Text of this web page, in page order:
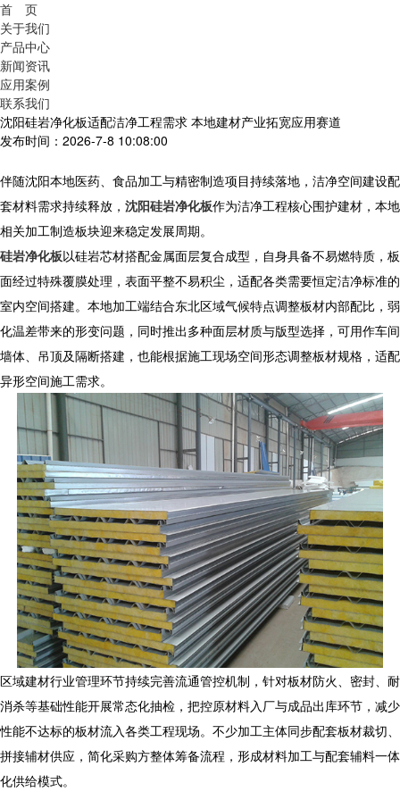
首 页
关于我们
产品中心
新闻资讯
应用案例
联系我们
沈阳硅岩净化板适配洁净工程需求 本地建材产业拓宽应用赛道
发布时间：2026-7-8 10:08:00
伴随沈阳本地医药、食品加工与精密制造项目持续落地，洁净空间建设配
套材料需求持续释放， 沈阳硅岩净化板作为洁净工程核心围护建材，本地
相关加工制造板块迎来稳定发展周期。
硅岩净化板以硅岩芯材搭配金属面层复合成型，自身具备不易燃特质，板
面经过特殊覆膜处理，表面平整不易积尘，适配各类需要恒定洁净标准的
室内空间搭建。本地加工端结合东北区域气候特点调整板材内部配比，弱
化温差带来的形变问题，同时推出多种面层材质与版型选择，可用作车间
墙体、吊顶及隔断搭建，也能根据施工现场空间形态调整板材规格，适配
异形空间施工需求。
区域建材行业管理环节持续完善流通管控机制，针对板材防火、密封、耐
消杀等基础性能开展常态化抽检，把控原材料入厂与成品出库环节，减少
性能不达标的板材流入各类工程现场。不少加工主体同步配套板材裁切、
拼接辅材供应，简化采购方整体筹备流程，形成材料加工与配套辅料一体
化供给模式。